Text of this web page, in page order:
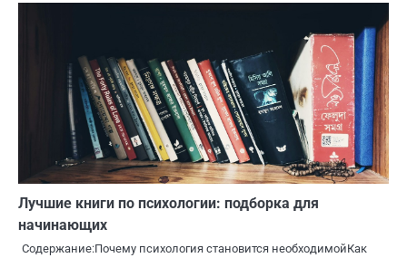
Лучшие книги по психологии: подборка для
начинающих
Содержание:Почему психология становится необходимойКак